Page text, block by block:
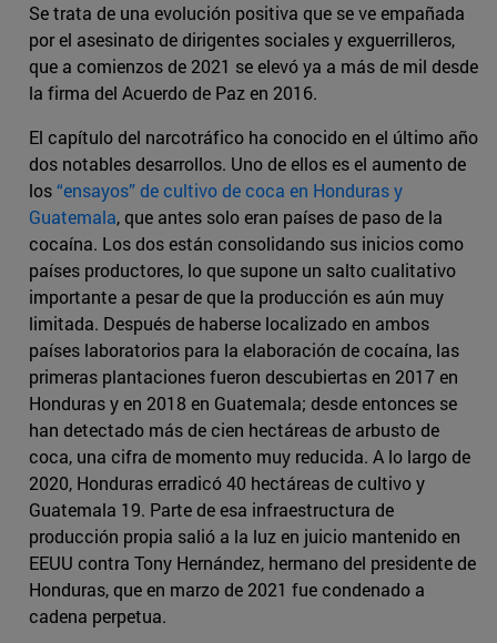
Se trata de una evolución positiva que se ve empañada
por el asesinato de dirigentes sociales y exguerrilleros,
que a comienzos de 2021 se elevó ya a más de mil desde
la firma del Acuerdo de Paz en 2016.
El capítulo del narcotráfico ha conocido en el último año
dos notables desarrollos. Uno de ellos es el aumento de
los“ensayos” de cultivo de coca en Honduras y
Guatemala, que antes solo eran países de paso de la
cocaína. Los dos están consolidando sus inicios como
países productores, lo que supone un salto cualitativo
importante a pesar de que la producción es aún muy
limitada. Después de haberse localizado en ambos
países laboratorios para la elaboración de cocaína, las
primeras plantaciones fueron descubiertas en 2017 en
Honduras y en 2018 en Guatemala; desde entonces se
han detectado más de cien hectáreas de arbusto de
coca, una cifra de momento muy reducida. A lo largo de
2020, Honduras erradicó 40 hectáreas de cultivo y
Guatemala 19. Parte de esa infraestructura de
producción propia salió a la luz en juicio mantenido en
EEUU contra Tony Hernández, hermano del presidente de
Honduras, que en marzo de 2021 fue condenado a
cadena perpetua.